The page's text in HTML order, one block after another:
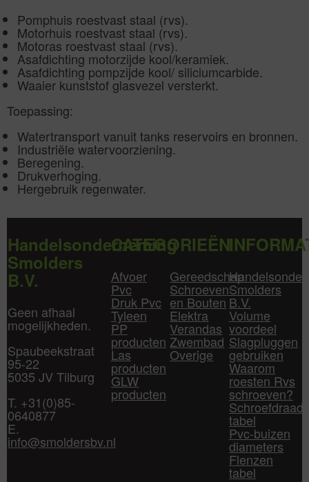
Pomphuis roestvast staal (rvs).
Motorhuis roestvast staal (rvs).
Motoras roestvast staal (rvs).
Asafdichting motorzijde kool/keramiek.
Asafdichting pompzijde kool/ siliciumcarbide.
Waaier kunststof glasvezel versterkt.
Toepassing:
Watertransport vanuit tanks reservoirs en bronnen.
Industriële watervoorziening.
Beregening.
Drukverhoging.
Hergebruik regenwater.
Handelsonderneming
Smolders
B.V.
Geen afhaal
mogelijkheden.
Spaubeekstraat
95-22
5035 JV Tilburg
T. +31(0)85-
0640877
E.
info@smoldersbv.nl
CATEGORIEËN
Afvoer
Pvc
Druk Pvc
Tyleen
PP
producten
Las
producten
GLW
producten
Gereedschap
Schroeven
en Bouten
Elektra
Verandas
Zwembad
Overige
Smolders
B.V.
Volume
voordeel
Slagpluggen
gebruiken
Waarom
roesten Rvs
schroeven?
Schroefdraad
tabel
Pvc-buizen
diameters
Flenzen
tabel